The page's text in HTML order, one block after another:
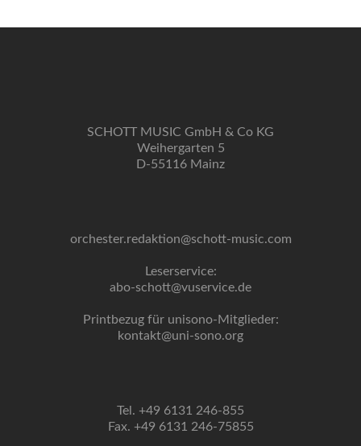
SCHOTT MUSIC GmbH & Co KG
Weihergarten 5
D-55116 Mainz
orchester.redaktion@schott-music.com
Leserservice:
abo-schott@vuservice.de
Printbezug für unisono-Mitglieder:
kontakt@uni-sono.org
Tel. +49 6131 246-855
Fax. +49 6131 246-75855